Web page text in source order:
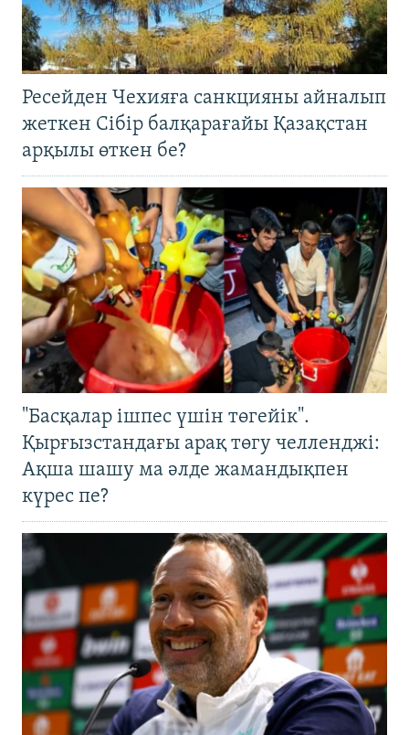
Ресейден Чехияға санкцияны айналып
жеткен Сібір балқарағайы Қазақстан
арқылы өткен бе?
"Басқалар ішпес үшін төгейік".
Қырғызстандағы арақ төгу челленджі:
Ақша шашу ма әлде жамандықпен
күрес пе?